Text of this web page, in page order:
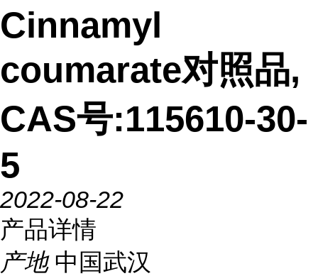
Cinnamyl
coumarate对照品,
CAS号:115610-30-
5
2022-08-22
产品详情
产地 中国武汉